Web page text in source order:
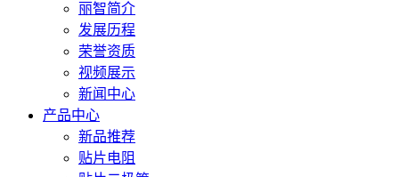
丽智简介
发展历程
荣誉资质
视频展示
新闻中心
产品中心
新品推荐
贴片电阻